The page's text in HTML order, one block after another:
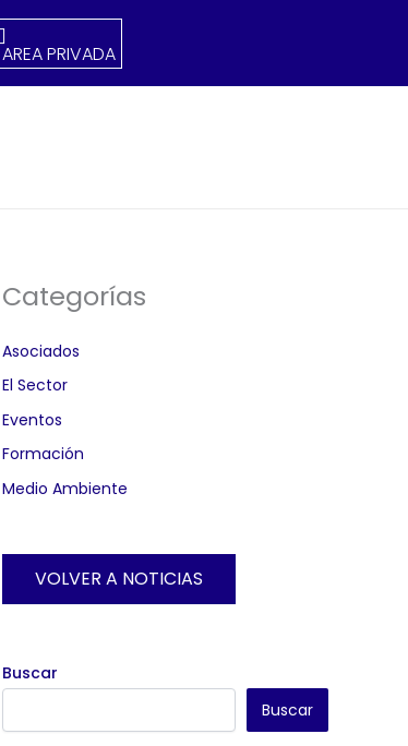
AREA PRIVADA
Categorías
Asociados
El Sector
Eventos
Formación
Medio Ambiente
VOLVER A NOTICIAS
Buscar
Buscar